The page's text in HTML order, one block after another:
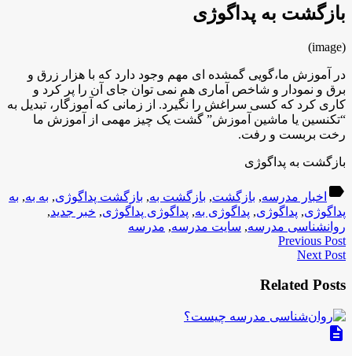
بازگشت به پداگوژی
(image)
در آموزش ما،گویی گمشده ای مهم وجود دارد که با هزار زرق و
برق و نمودار و شاخص آماری هم نمی توان جای آن را پر کرد و
کاری کرد که کسی سراغش را نگیرد. از زمانی که آموزگار، تبدیل به
“تکنسین یا ماشین آموزش” گشت یک چیز مهمی از آموزش ما
رخت بربست و رفت.
بازگشت به پداگوژی
label اخبار مدرسه, بازگشت, بازگشت به, بازگشت پداگوژی, به به, به
پداگوژی, پداگوژی, پداگوژی به, پداگوژی پداگوژی, خبر جدید,
روانشناسی مدرسه, سایت مدرسه, مدرسه
Previous Post
Next Post
Related Posts
description